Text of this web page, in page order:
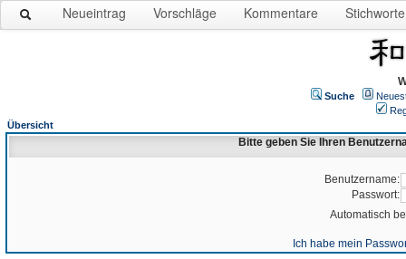
Neueintrag Vorschläge Kommentare Stichworte
Suche
Übersicht
Bitte geben Sie Ihren
Benutzername:
Passwort:
Automatisch
Ich habe mein